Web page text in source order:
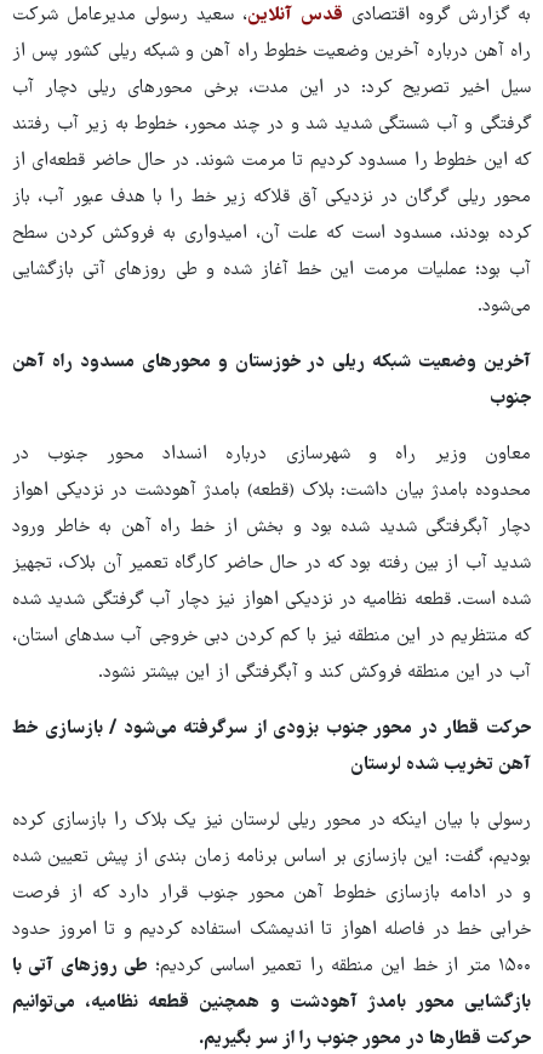
به گزارش گروه اقتصادی قدس آنلاین، سعید رسولی مدیرعامل شرکت
راه آهن درباره آخرین وضعیت خطوط راه آهن و شبکه ریلی کشور پس از
سیل اخیر تصریح کرد: در این مدت، برخی محورهای ریلی دچار آب
گرفتگی و آب شستگی شدید شد و در چند محور، خطوط به زیر آب رفتند
که این خطوط را مسدود کردیم تا مرمت شوند. در حال حاضر قطعه‌ای از
محور ریلی گرگان در نزدیکی آق قلاکه زیر خط را با هدف عبور آب، باز
کرده بودند، مسدود است که علت آن، امیدواری به فروکش کردن سطح
آب بود؛ عملیات مرمت این خط آغاز شده و طی روزهای آتی بازگشایی
می‌شود.
آخرین وضعیت شبکه ریلی در خوزستان و محورهای مسدود راه آهن
جنوب
معاون وزیر راه و شهرسازی درباره انسداد محور جنوب در
محدوده بامدژ بیان داشت: بلاک (قطعه) بامدژ آهودشت در نزدیکی اهواز
دچار آبگرفتگی شدید شده بود و بخش از خط راه آهن به خاطر ورود
شدید آب از بین رفته بود که در حال حاضر کارگاه تعمیر آن بلاک، تجهیز
شده است. قطعه نظامیه در نزدیکی اهواز نیز دچار آب گرفتگی شدید شده
که منتظریم در این منطقه نیز با کم کردن دبی خروجی آب سدهای استان،
آب در این منطقه فروکش کند و آبگرفتگی از این بیشتر نشود.
حرکت قطار در محور جنوب بزودی از سرگرفته می‌شود / ‏بازسازی خط
آهن تخریب شده لرستان
رسولی با بیان اینکه در محور ریلی لرستان نیز یک بلاک را بازسازی کرده
بودیم، گفت: این بازسازی بر اساس برنامه زمان بندی از پیش تعیین شده
و در ادامه بازسازی خطوط آهن محور جنوب قرار دارد که از فرصت
خرابی خط در فاصله اهواز تا اندیمشک استفاده کردیم و تا امروز حدود
۱۵۰۰ متر از خط این منطقه را تعمیر اساسی کردیم؛
طی روزهای آتی با
بازگشایی محور بامدژ آهودشت و همچنین قطعه نظامیه، می‌توانیم
حرکت قطارها در محور جنوب را از سر بگیریم.